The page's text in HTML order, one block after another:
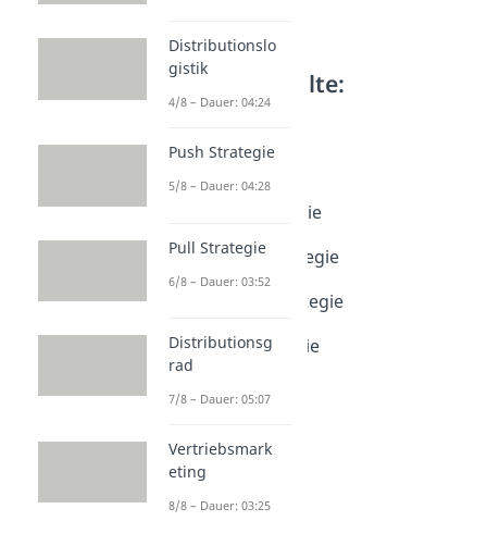
Weitere Inhalte:
Marketing
Preisstrategien
Preisstrategien
Dauer: 05:16
Hochpreisstrategie
Niedrigpreisstrategie
Dauer: 04:50
Penetrationsstrategie
Skimmingstrategie
Dauer: 03:09
Distributionslo
gistik
4/8 – Dauer: 04:24
Push Strategie
5/8 – Dauer: 04:28
Pull Strategie
6/8 – Dauer: 03:52
Distributionsg
rad
7/8 – Dauer: 05:07
Vertriebsmark
eting
8/8 – Dauer: 03:25